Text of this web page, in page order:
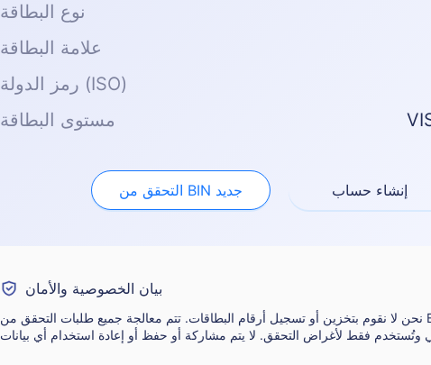
نوع البطاقة
علامة البطاقة
رمز الدولة (ISO)
مستوى البطاقة
التحقق من BIN جديد إنشاء حساب
بيان الخصوصية والأمان
نحن لا نقوم بتخزين أو تسجيل أرقام البطاقات. تتم معالجة جميع طلبات التحقق من BIN في الوقت